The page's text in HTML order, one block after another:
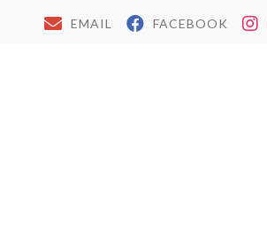
EMAIL FACEBOOK